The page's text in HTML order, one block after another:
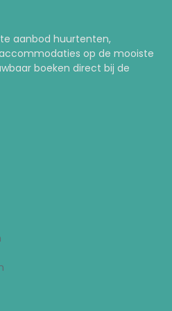
aanbod huurtenten,
op de mooiste
boeken direct bij de